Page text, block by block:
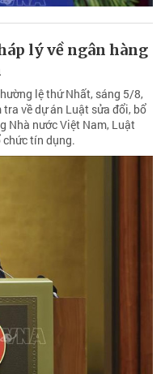
lý về ngân hàng
lệ thứ Nhất, sáng 5/8,
về dự án Luật sửa đổi, bổ
Nhà nước Việt Nam, Luật
chức tín dụng.